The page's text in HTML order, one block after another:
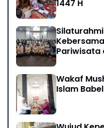
1447 H
Pariwisata
Wakaf
Islam